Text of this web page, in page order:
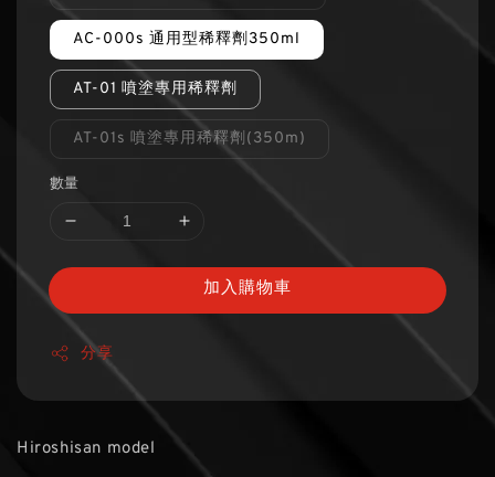
AC-000s 通用型稀釋劑350ml
AT-01 噴塗專用稀釋劑
AT-01s 噴塗專用稀釋劑(350m)
數量
加入購物車
分享
Hiroshisan model